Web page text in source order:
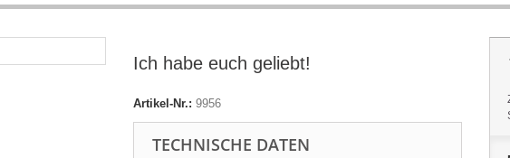
Ich habe euch geliebt!
Artikel-Nr.: 9956
TECHNISCHE DATEN